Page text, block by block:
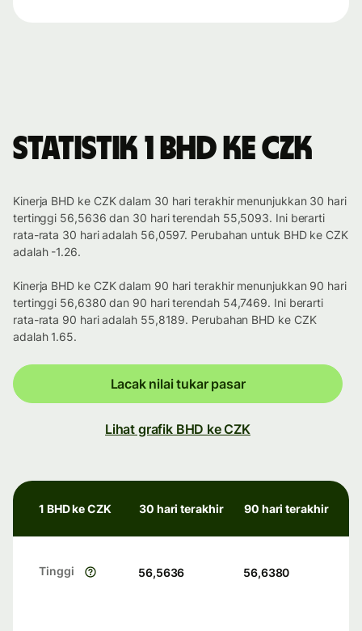
Statistik 1 BHD ke CZK
Kinerja BHD ke CZK dalam 30 hari terakhir menunjukkan 30 hari
tertinggi 56,5636 dan 30 hari terendah 55,5093. Ini berarti
rata-rata 30 hari adalah 56,0597. Perubahan untuk BHD ke CZK
adalah -1.26.
Kinerja BHD ke CZK dalam 90 hari terakhir menunjukkan 90 hari
tertinggi 56,6380 dan 90 hari terendah 54,7469. Ini berarti
rata-rata 90 hari adalah 55,8189. Perubahan BHD ke CZK
adalah 1.65.
Lacak nilai tukar pasar
Lihat grafik BHD ke CZK
1 BHD ke CZK 30 hari terakhir 90 hari terakhir
Tinggi 56,5636 56,6380